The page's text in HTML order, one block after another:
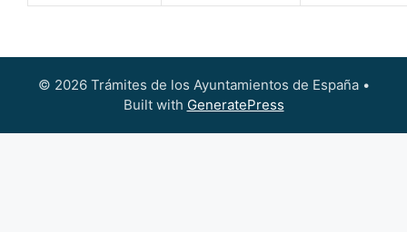
© 2026 Trámites de los Ayuntamientos de España•
Built with GeneratePress